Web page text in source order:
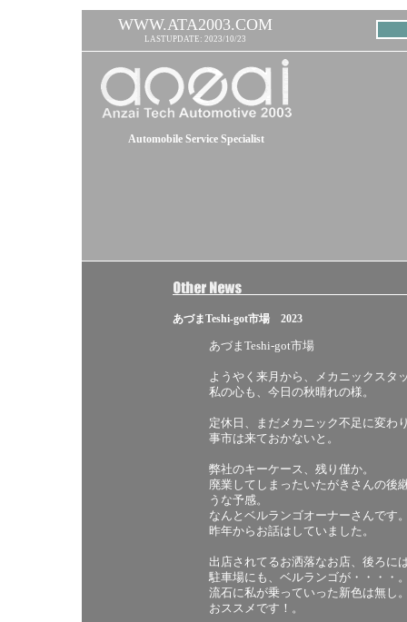
WWW.ATA2003.COM
LASTUPDATE: 2023/10/23
Automobile Service Specialist
あづまTeshi-got市場 2023
あづまTeshi-got市場
ようやく来月から、メカニックスタ
私の心も、今日の秋晴れの様。
定休日、まだメカニック不足に変わ
事市は来ておかないと。
弊社のキーケース、残り僅か。
廃業してしまったいたがきさんの後
うな予感。
なんとベルランゴオーナーさんです
昨年からお話はしていました。
出店されてるお洒落なお店、後ろに
駐車場にも、ベルランゴが・・・・
流石に私が乗っていった新色は無し
おススメです！。